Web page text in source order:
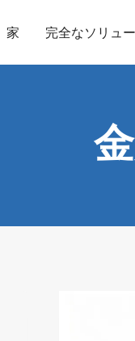
家 完全なソリュ